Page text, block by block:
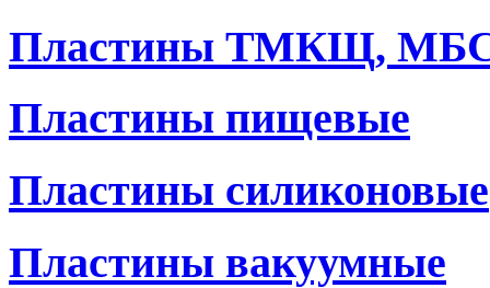
Пластины ТМКЩ,
Пластины пищевые
Пластины силиконовые
Пластины вакуумные